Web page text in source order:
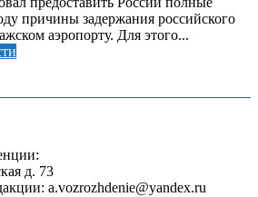
причины задержания российского
аэропорту. Для этого...
д. 73
a.vozrozhdenie@yandex.ru